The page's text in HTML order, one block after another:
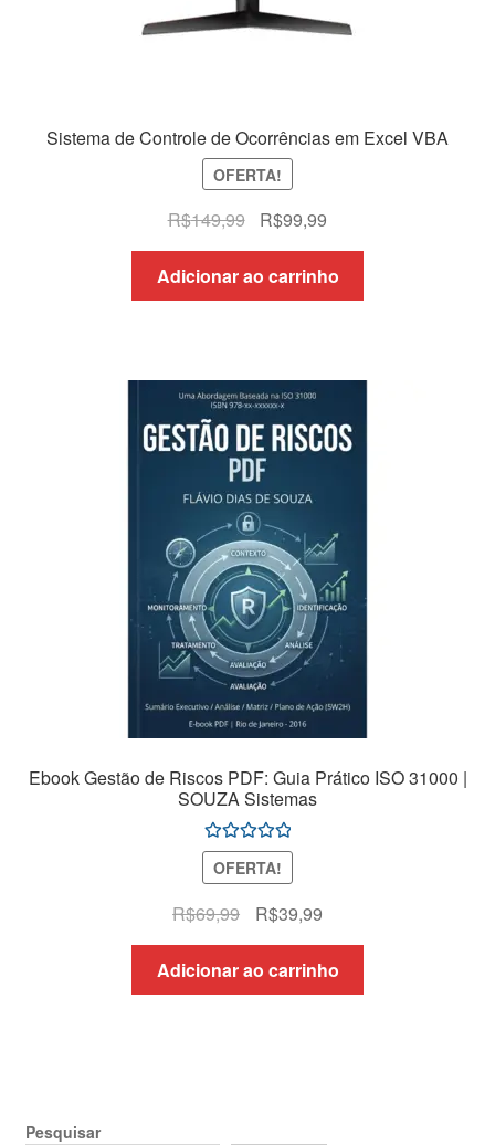
Sistema de Controle de Ocorrências em Excel VBA
OFERTA!
R$149,99
O
preço
original
era:
R$99,99
preço
atual
é:
Adicionar ao carrinho
Ebook Gestão de Riscos PDF: Guia Prático ISO 31000 |
SOUZA Sistemas
Avaliação
5.00de 5
OFERTA!
R$69,99
O
preço
original
era:
R$39,99O
preço
atual
é:
Adicionar ao carrinho
Pesquisar